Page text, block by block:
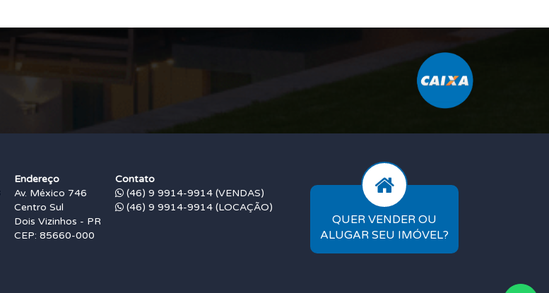
Endereço
Av. México 746
Centro Sul
Dois Vizinhos - PR
CEP: 85660-000
Contato
(46) 9 9914-9914 (VENDAS)
(46) 9 9914-9914 (LOCAÇÃO)
QUER VENDER OU
ALUGAR SEU IMÓVEL?